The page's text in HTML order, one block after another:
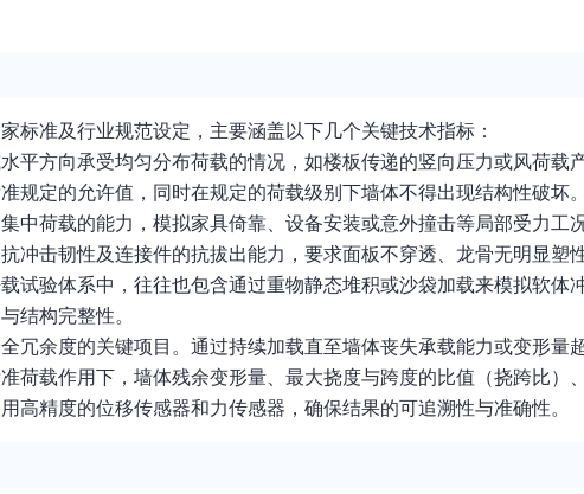
标准及行业规范设定，主要涵盖以下几个关键技术指标：
平方向承受均匀分布荷载的情况，如楼板传递的竖向压力或风荷载
规定的允许值，同时在规定的荷载级别下墙体不得出现结构性破坏。
中荷载的能力，模拟家具倚靠、设备安装或意外撞击等局部受力工
冲击韧性及连接件的抗拔出能力，要求面板不穿透、龙骨无明显塑性
试验体系中，往往也包含通过重物静态堆积或沙袋加载来模拟软体
结构完整性。
冗余度的关键项目。通过持续加载直至墙体丧失承载能力或变形量
荷载作用下，墙体残余变形量、最大挠度与跨度的比值（挠跨比）
高精度的位移传感器和力传感器，确保结果的可追溯性与准确性。